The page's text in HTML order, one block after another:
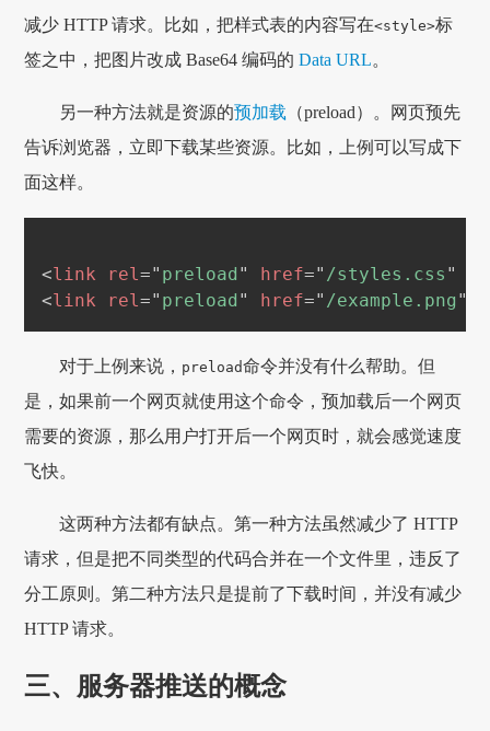
减少 HTTP 请求。比如，把样式表的内容写在<style>标
签之中，把图片改成 Base64 编码的Data URL。
另一种方法就是资源的预加载 （preload）。网页预先
告诉浏览器，立即下载某些资源。比如，上例可以写成下
面这样。
<link rel=" preload " href=" /styles.css "
<link rel=" preload " href=" /example.png "
对于上例来说， preload命令并没有什么帮助。但
是，如果前一个网页就使用这个命令，预加载后一个网页
需要的资源，那么用户打开后一个网页时，就会感觉速度
飞快。
这两种方法都有缺点。第一种方法虽然减少了 HTTP
请求，但是把不同类型的代码合并在一个文件里，违反了
分工原则。第二种方法只是提前了下载时间，并没有减少
HTTP 请求。
三、服务器推送的概念